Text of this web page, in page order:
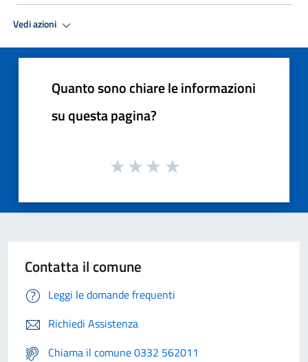
Vedi azioni
Quanto sono chiare le informazioni
su questa pagina?
Contatta il comune
Leggi le domande frequenti
Richiedi Assistenza
Chiama il comune 0332 562011